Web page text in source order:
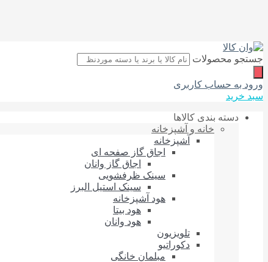
جستجو محصولات
ورود به حساب کاربری
سبد خرید
دسته بندی کالاها
خانه و آشپزخانه
آشپزخانه
اجاق گاز صفحه‌ ای
اجاق گاز وانان
سینک ظرفشویی
سینک استیل البرز
هود آشپزخانه
هود بیتا
هود وانان
تلویزیون
دکوراتیو
مبلمان خانگی